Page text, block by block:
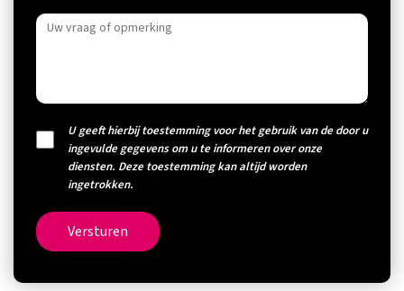
U geeft hierbij toestemming voor het gebruik van de door u
ingevulde gegevens om u te informeren over onze
diensten. Deze toestemming kan altijd worden
ingetrokken.
Versturen